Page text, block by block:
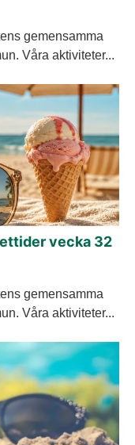
gemensamma
Våra aktiviteter...
vecka 32
gemensamma
Våra aktiviteter...